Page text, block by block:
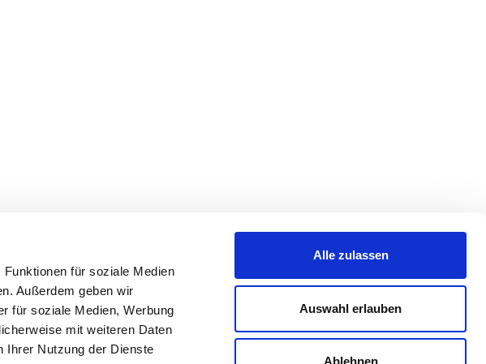
für soziale Medien
Außerdem geben wir
für soziale Medien, Werbung
mit weiteren Daten
Ihrer Nutzung der Dienste
Alle zulassen
Auswahl erlauben
Ablehnen